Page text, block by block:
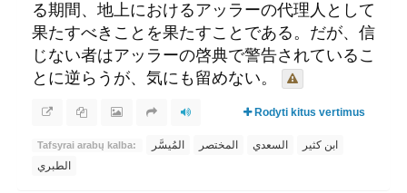
る期間、地上におけるアッラーの代理人として
果たすべきことを果たすことである。だが、信
じない者はアッラーの啓典で警告されているこ
とに逆らうが、気にも留めない。
Rodyti kitus vertimus
Tafsyrai arabų kalba: المُيسَّر المختصر السعدي
ابن كثير
الطبري